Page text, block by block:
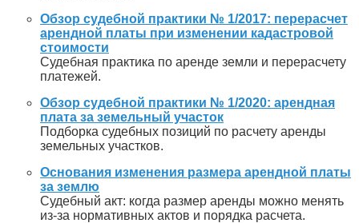
Обзор судебной практики № 1/2017: перерасчет
арендной платы при изменении кадастровой
стоимости
Судебная практика по аренде земли и перерасчету
платежей.
Обзор судебной практики № 1/2020: арендная
плата за земельный участок
Подборка судебных позиций по расчету аренды
земельных участков.
Основания изменения размера арендной платы
за землю
Судебный акт: когда размер аренды можно менять
из-за нормативных актов и порядка расчета.